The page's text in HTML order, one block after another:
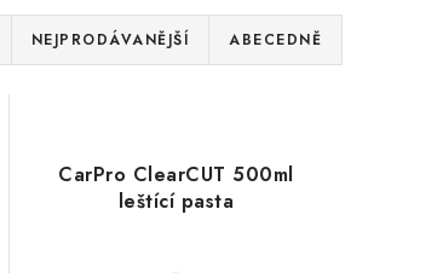
NEJPRODÁVANĚJŠÍ ABECEDNĚ
CarPro ClearCUT 500ml
leštící pasta